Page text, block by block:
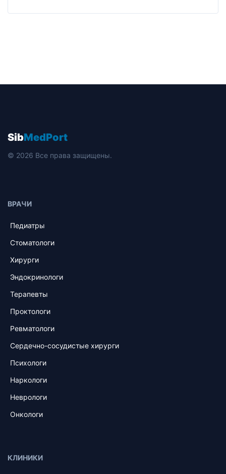
SibMedPort
© 2026 Все права защищены.
ВРАЧИ
Педиатры
Стоматологи
Хирурги
Эндокринологи
Терапевты
Проктологи
Ревматологи
Сердечно-сосудистые хирурги
Психологи
Наркологи
Неврологи
Онкологи
КЛИНИКИ